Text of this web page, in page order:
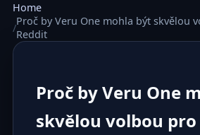
Home
Proč by Veru One mohla být skvělou
Reddit
Proč by Veru One
skvělou volbou pro